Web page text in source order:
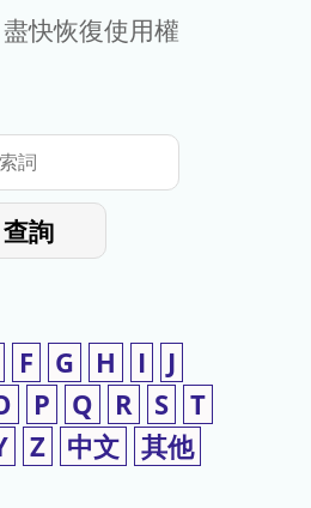
快恢復使用權
查詢
F G H I
J
P Q R S T
Z 中文 其他